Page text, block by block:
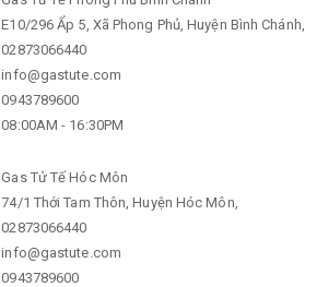
E10/296 Ẩp 5, Xã Phong Phủ, Huyện Bình Chánh,
02873066440
info@gastute.com
0943789600
08:00AM - 16:30PM
Gas Tử Tế Hóc Môn
74/1 Thới Tam Thôn, Huyện Hóc Môn,
02873066440
info@gastute.com
0943789600